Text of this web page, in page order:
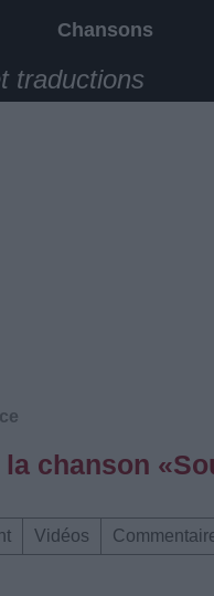
Chansons
traductions
chanson
Vidéos